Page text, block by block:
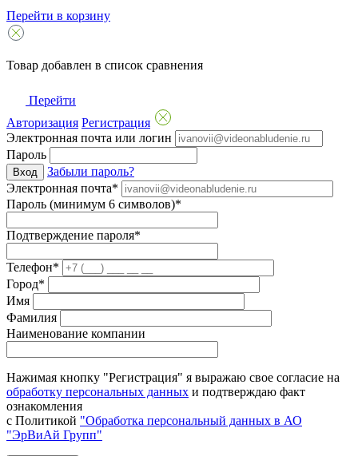
Перейти в корзину
Товар добавлен в список сравнения
Перейти
Авторизация Регистрация
Электронная почта или логин
Пароль
Вход
Забыли пароль?
Электронная почта*
Пароль (минимум 6 символов)*
Подтверждение пароля*
Телефон*
Город*
Имя
Фамилия
Наименование компании
Нажимая кнопку "Регистрация" я выражаю свое согласие на
обработку персональных данных и подтверждаю факт
ознакомления
с Политикой "Обработка персональный данных в АО
"ЭрВиАй Групп"